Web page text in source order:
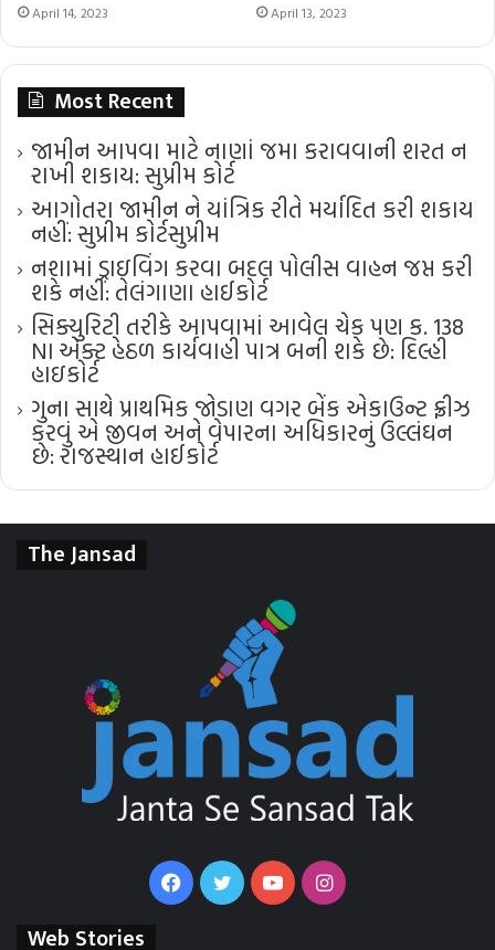
April 14, 2023 April 13, 2023
Most Recent
જામીન આપવા માટે નાણાં જમા કરાવવાની શરત ન
રાખી શકાય: સુપ્રીમ કોર્ટ
આગોતરા જામીન ને યાંત્રિક રીતે મર્યાદિત કરી શકાય
નહીં: સુપ્રીમ કોર્ટ​સુપ્રીમ
નશામાં ડ્રાઇવિંગ કરવા બદલ પોલીસ વાહન જપ્ત કરી
શકે નહીં: તેલંગાણા હાઈકોર્ટ
સિક્યુરિટી તરીકે આપવામાં આવેલ ચેક પણ ક. 138
NI એક્ટ હેઠળ કાર્યવાહી પાત્ર બની શકે છે: દિલ્હી
હાઇકોર્ટ
ગુના સાથે પ્રાથમિક જોડાણ વગર બેંક એકાઉન્ટ ફ્રીઝ
કરવું એ જીવન અને વેપારના અધિકારનું ઉલ્લંઘન
છે: રાજસ્થાન હાઈકોર્ટ
The Jansad
FacebookTwitterYouTubeInstagram
Web Stories